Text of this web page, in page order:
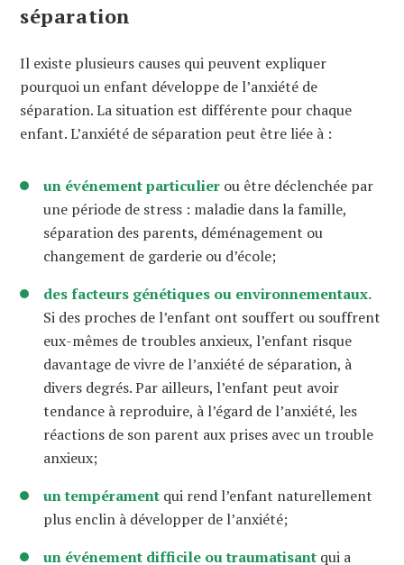
séparation
Il existe plusieurs causes qui peuvent expliquer
pourquoi un enfant développe de l’anxiété de
séparation. La situation est différente pour chaque
enfant. L’anxiété de séparation peut être liée à :
un événement particulier ou être déclenchée par
une période de stress : maladie dans la famille,
séparation des parents, déménagement ou
changement de garderie ou d’école;
des facteurs génétiques ou environnementaux.
Si des proches de l’enfant ont souffert ou souffrent
eux-mêmes de troubles anxieux, l’enfant risque
davantage de vivre de l’anxiété de séparation, à
divers degrés. Par ailleurs, l’enfant peut avoir
tendance à reproduire, à l’égard de l’anxiété, les
réactions de son parent aux prises avec un trouble
anxieux;
un tempérament qui rend l’enfant naturellement
plus enclin à développer de l’anxiété;
un événement difficile ou traumatisant qui a